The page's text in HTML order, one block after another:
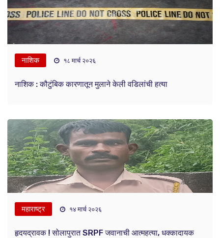
नाशिक १८ मार्च २०२६
नाशिक : कौटुंबिक कारणातून मुलाने केली वडिलांची हत्या
महाराष्ट्र १४ मार्च २०२६
हृदयद्रावक ! सोलापुरात SRPF जवानाची आत्महत्या, धक्कादायक